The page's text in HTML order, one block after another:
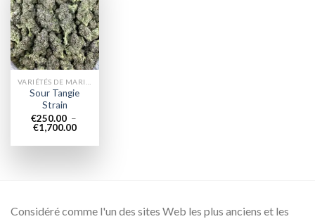
Add to
wishlist
Sour Tangie
Strain
€250.00 –
€1,700.00Plage
prix :
Considéré comme l'un des sites Web les plus anciens et les